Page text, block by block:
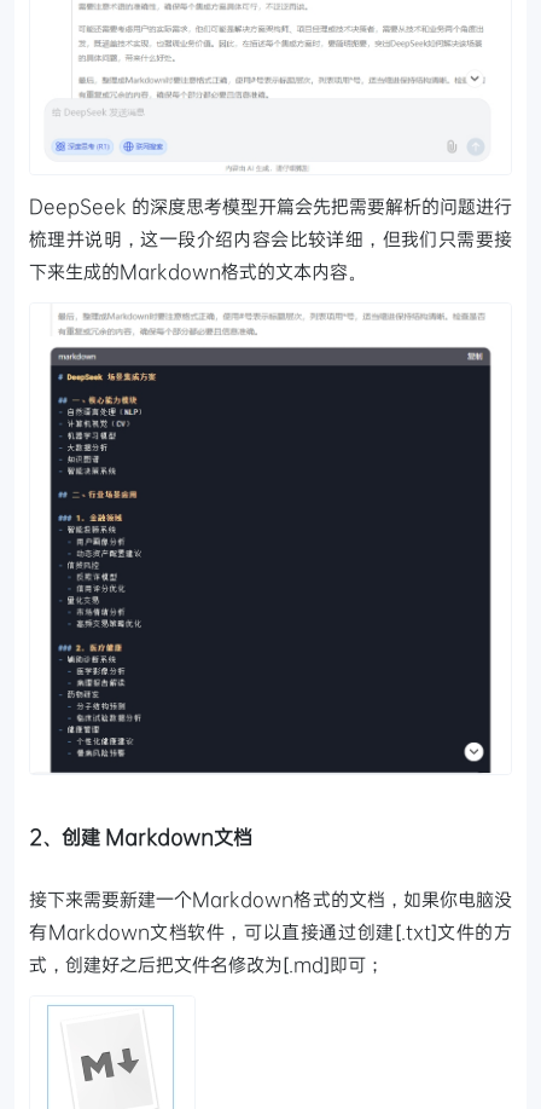
DeepSeek 的深度思考模型开篇会先把需要解析的问题进行
梳理并说明，这一段介绍内容会比较详细，但我们只需要接
下来生成的Markdown格式的文本内容。
2、创建 Markdown文档
接下来需要新建一个Markdown格式的文档，如果你电脑没
有Markdown文档软件，可以直接通过创建[.txt]文件的方
式，创建好之后把文件名修改为[.md]即可；